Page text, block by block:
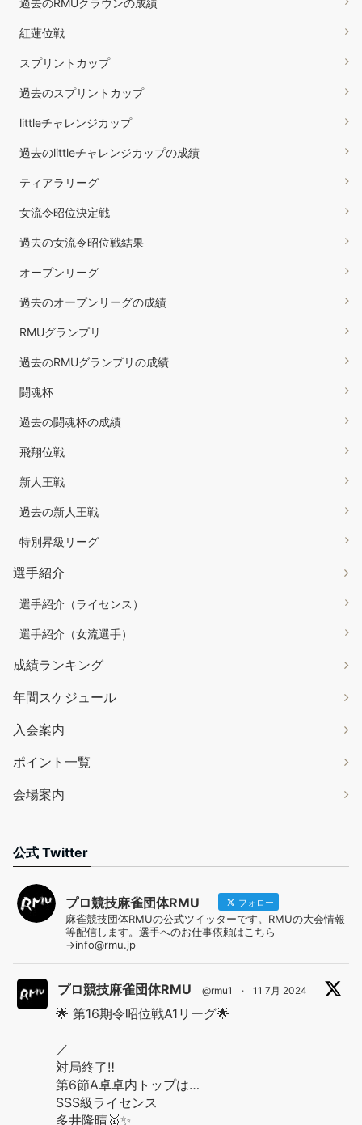
過去のRMUクラウンの成績
紅蓮位戦
スプリントカップ
過去のスプリントカップ
littleチャレンジカップ
過去のlittleチャレンジカップの成績
ティアラリーグ
女流令昭位決定戦
過去の女流令昭位戦結果
オープンリーグ
過去のオープンリーグの成績
RMUグランプリ
過去のRMUグランプリの成績
闘魂杯
過去の闘魂杯の成績
飛翔位戦
新人王戦
過去の新人王戦
特別昇級リーグ
選手紹介
選手紹介（ライセンス）
選手紹介（女流選手）
成績ランキング
年間スケジュール
入会案内
ポイント一覧
会場案内
公式 Twitter
プロ競技麻雀団体RMU フォロー
麻雀競技団体RMUの公式ツイッターです。RMUの大会情報
等配信します。選手へのお仕事依頼はこちら
→info@rmu.jp
プロ競技麻雀団体RMU @rmu1 · 11 7月 2024
🌟 第16期令昭位戦A1リーグ🌟
／
対局終了‼️
第6節A卓卓内トップは…
SSS級ライセンス
多井隆晴🥇✨